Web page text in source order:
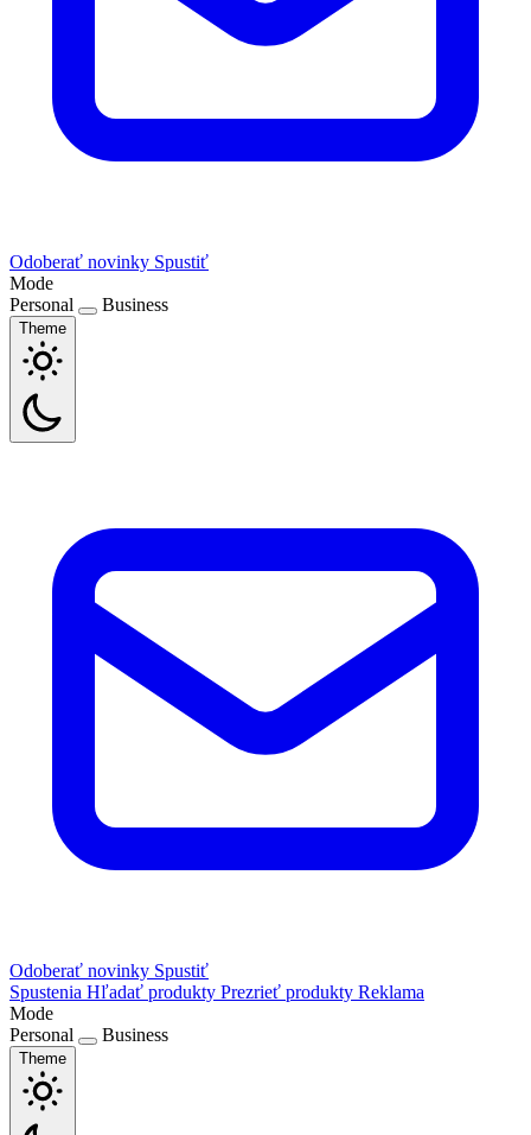
Odoberať novinky Spustiť
Mode
Personal
Business
Theme
Odoberať novinky Spustiť
Spustenia Hľadať produkty Prezrieť produkty Reklama
Mode
Personal
Business
Theme